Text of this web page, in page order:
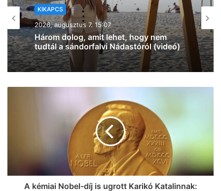
KIKAPCS
2026, augusztus 7. 12:27
Na, ez mennyire király már: 60 SZIN-
jegyet VIP-re húz fel a Coca-Cola
Szegeden!
A kémiai Nobel-díj is ugrott Karikó Katalinnak: